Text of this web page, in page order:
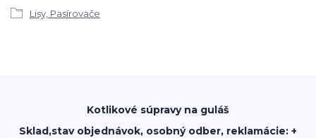
Lisy, Pasírovače
Kotlikové súpravy na guláš
Sklad,stav objednávok, osobný odber, reklamácie: +